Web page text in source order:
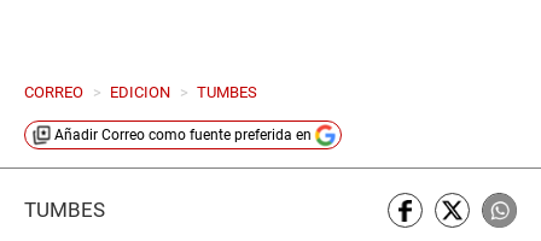
CORREO > EDICION > TUMBES
Añadir Correo como fuente preferida en
TUMBES